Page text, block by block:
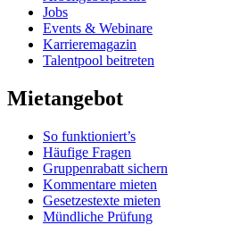
Jobs
Events & Webinare
Karrieremagazin
Talentpool beitreten
Mietangebot
So funktioniert’s
Häufige Fragen
Gruppenrabatt sichern
Kommentare mieten
Gesetzestexte mieten
Mündliche Prüfung